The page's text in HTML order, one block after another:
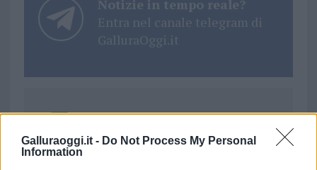
Galluraoggi.it - Do Not Process My Personal
Information
Notizie in tempo reale?
Entra nel canale telegram di
GalluraOggi.it